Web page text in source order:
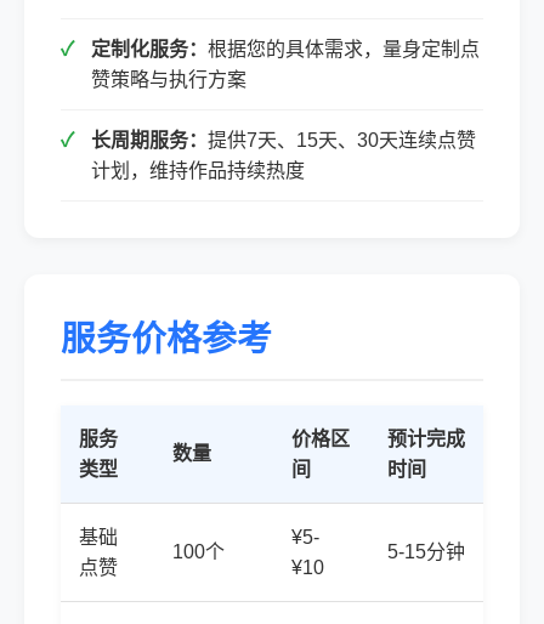
定制化服务： 根据您的具体需求，量身定制点
赞策略与执行方案
长周期服务： 提供7天、15天、30天连续点赞
计划，维持作品持续热度
服务价格参考
服务
类型
数量
价格区
间
预计完成
时间
基础
点赞
100个
¥5-
¥10
5-15分钟